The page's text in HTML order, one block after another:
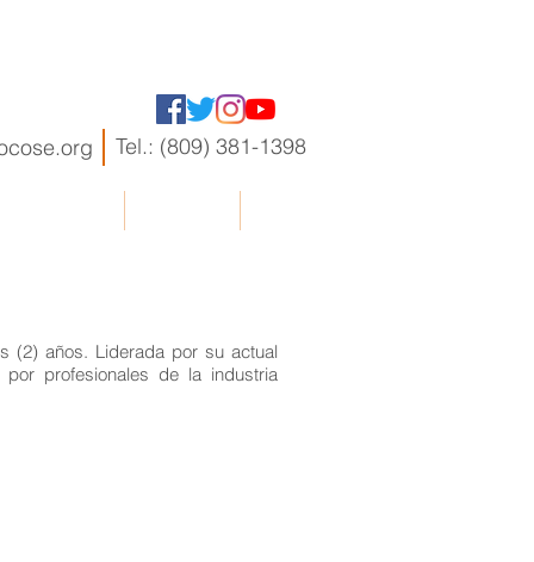
Tel.: (809) 381-1398
(2) años. Liderada por su actual
profesionales de la industria